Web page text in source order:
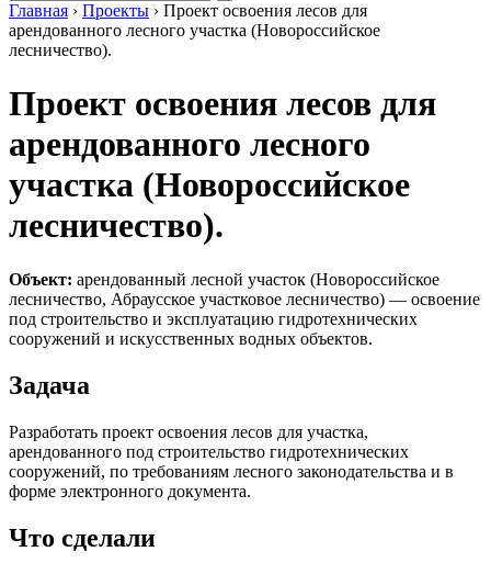
Главная › Проекты › Проект освоения лесов для
арендованного лесного участка (Новороссийское
лесничество).
Проект освоения лесов для
арендованного лесного
участка (Новороссийское
лесничество).
Объект: арендованный лесной участок (Новороссийское
лесничество, Абраусское участковое лесничество) — освоение
под строительство и эксплуатацию гидротехнических
сооружений и искусственных водных объектов.
Задача
Разработать проект освоения лесов для участка,
арендованного под строительство гидротехнических
сооружений, по требованиям лесного законодательства и в
форме электронного документа.
Что сделали